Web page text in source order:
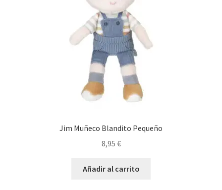
Jim Muñeco Blandito Pequeño
8,95 €
Añadir al carrito